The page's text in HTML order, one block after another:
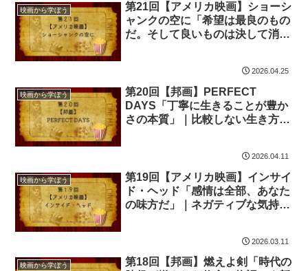
映画から学ぼう
第21回【アメリカ映画】ショーシ
ャンクの空に「希望は最良のもの
だ。そして良いものは決して消え
2026.04.25
映画から学ぼう
第20回【邦画】PERFECT
DAYS「丁寧に生きることが豊か
さの本質」｜比較しない生き方が
2026.04.11
映画から学ぼう
第19回【アメリカ映画】インサイ
ド・ヘッド「感情は全部、あなた
の味方だ」｜ネガティブな気持ち
2026.03.11
映画から学ぼう
第18回【邦画】燃えよ剣「時代の